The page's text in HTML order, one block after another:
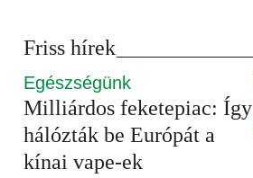
Friss hírek
Egészségünk
Milliárdos feketepiac: Így
hálózták be Európát a
kínai vape-ek